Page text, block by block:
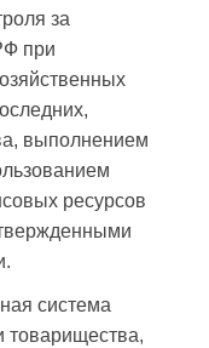
за
при
выполнением
ресурсов
система